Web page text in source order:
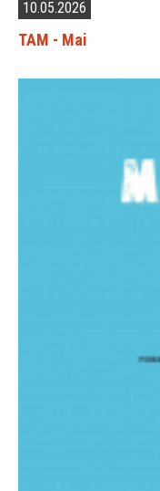
10.05.2026
TAM - Mai